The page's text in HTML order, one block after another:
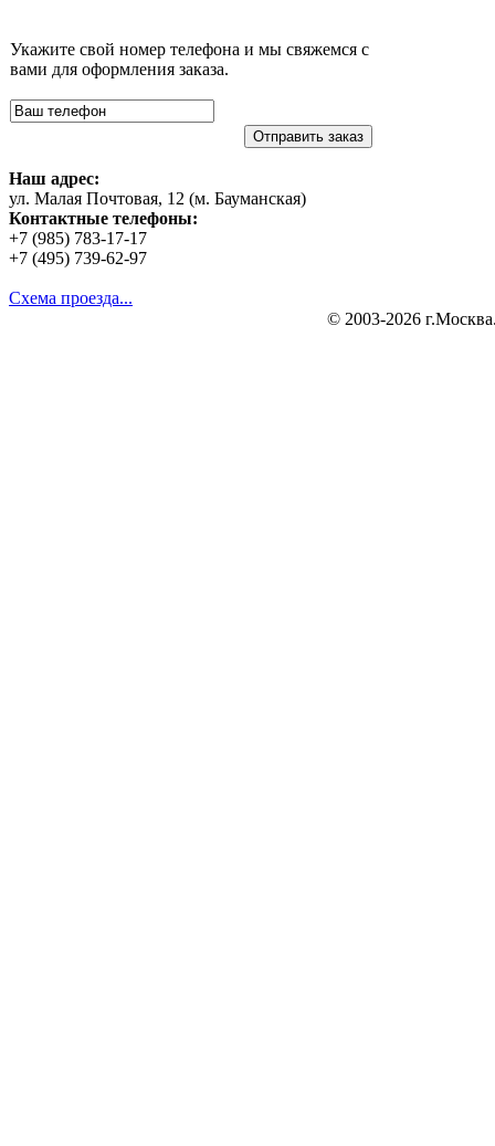
Укажите свой номер телефона и мы свяжемся с
вами для оформления заказа.
Отправить заказ
Наш адрес:
ул. Малая Почтовая, 12 (м. Бауманская)
Контактные телефоны:
+7 (985) 783-17-17
+7 (495) 739-62-97
Схема проезда...
© 2003-2026